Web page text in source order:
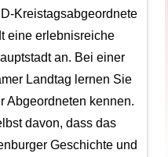
Kreistagsabgeordnete
eine erlebnisreiche
an. Bei einer
Landtag lernen Sie
Abgeordneten kennen.
davon, dass das
Geschichte und